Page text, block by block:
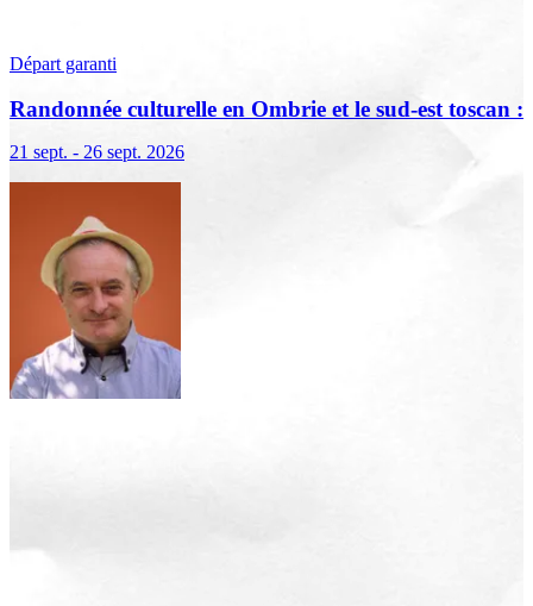
Départ garanti
Randonnée culturelle en Ombrie et le sud-est toscan :
21 sept. - 26 sept. 2026